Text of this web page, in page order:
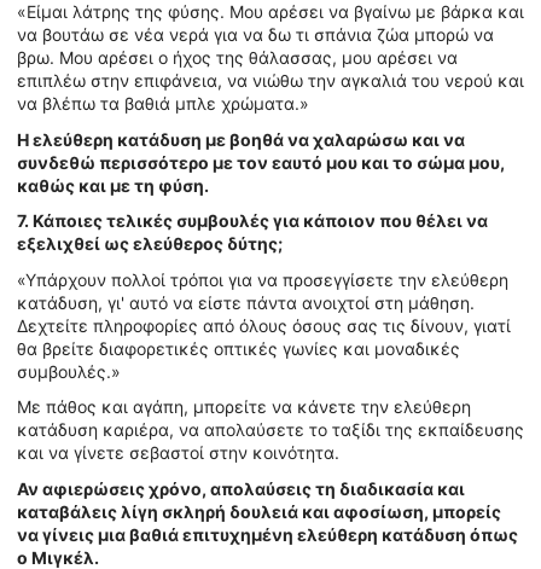
«Είμαι λάτρης της φύσης. Μου αρέσει να βγαίνω με βάρκα και
να βουτάω σε νέα νερά για να δω τι σπάνια ζώα μπορώ να
βρω. Μου αρέσει ο ήχος της θάλασσας, μου αρέσει να
επιπλέω στην επιφάνεια, να νιώθω την αγκαλιά του νερού και
να βλέπω τα βαθιά μπλε χρώματα.»
Η ελεύθερη κατάδυση με βοηθά να χαλαρώσω και να
συνδεθώ περισσότερο με τον εαυτό μου και το σώμα μου,
καθώς και με τη φύση.
7. Κάποιες τελικές συμβουλές για κάποιον που θέλει να
εξελιχθεί ως ελεύθερος δύτης;
«Υπάρχουν πολλοί τρόποι για να προσεγγίσετε την ελεύθερη
κατάδυση, γι' αυτό να είστε πάντα ανοιχτοί στη μάθηση.
Δεχτείτε πληροφορίες από όλους όσους σας τις δίνουν, γιατί
θα βρείτε διαφορετικές οπτικές γωνίες και μοναδικές
συμβουλές.»
Με πάθος και αγάπη, μπορείτε να κάνετε την ελεύθερη
κατάδυση καριέρα, να απολαύσετε το ταξίδι της εκπαίδευσης
και να γίνετε σεβαστοί στην κοινότητα.
Αν αφιερώσεις χρόνο, απολαύσεις τη διαδικασία και
καταβάλεις λίγη σκληρή δουλειά και αφοσίωση, μπορείς
να γίνεις μια βαθιά επιτυχημένη ελεύθερη κατάδυση όπως
ο Μιγκέλ.